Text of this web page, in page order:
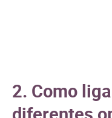
2. Como
diferentes